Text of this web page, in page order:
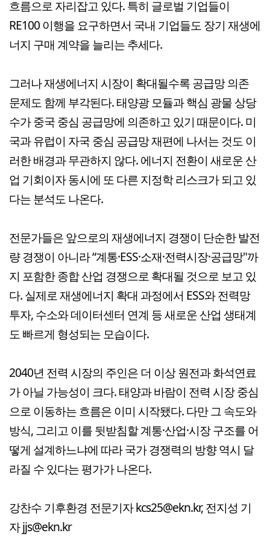
흐름으로 자리잡고 있다. 특히 글로벌 기업들이
RE100 이행을 요구하면서 국내 기업들도 장기 재생에
너지 구매 계약을 늘리는 추세다.
그러나 재생에너지 시장이 확대될수록 공급망 의존
문제도 함께 부각된다. 태양광 모듈과 핵심 광물 상당
수가 중국 중심 공급망에 의존하고 있기 때문이다. 미
국과 유럽이 자국 중심 공급망 재편에 나서는 것도 이
러한 배경과 무관하지 않다. 에너지 전환이 새로운 산
업 기회이자 동시에 또 다른 지정학 리스크가 되고 있
다는 분석도 나온다.
전문가들은 앞으로의 재생에너지 경쟁이 단순한 발전
량 경쟁이 아니라 “계통·ESS·소재·전력시장·공급망"까
지 포함한 종합 산업 경쟁으로 확대될 것으로 보고 있
다. 실제로 재생에너지 확대 과정에서 ESS와 전력망
투자, 수소와 데이터센터 연계 등 새로운 산업 생태계
도 빠르게 형성되는 모습이다.
2040년 전력 시장의 주인은 더 이상 원전과 화석연료
가 아닐 가능성이 크다. 태양과 바람이 전력 시장 중심
으로 이동하는 흐름은 이미 시작됐다. 다만 그 속도와
방식, 그리고 이를 뒷받침할 계통·산업·시장 구조를 어
떻게 설계하느냐에 따라 국가 경쟁력의 방향 역시 달
라질 수 있다는 평가가 나온다.
강찬수 기후환경 전문기자 kcs25@ekn.kr, 전지성 기
자 jjs@ekn.kr